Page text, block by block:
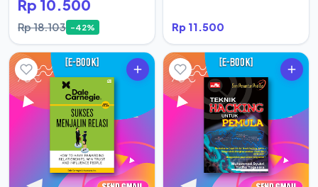
Rp 10.500
Rp 18.103 -42% Rp 11.500